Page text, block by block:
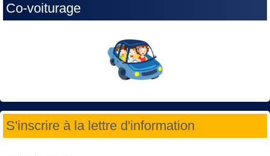
Co-voiturage
S'inscrire à la lettre d'information